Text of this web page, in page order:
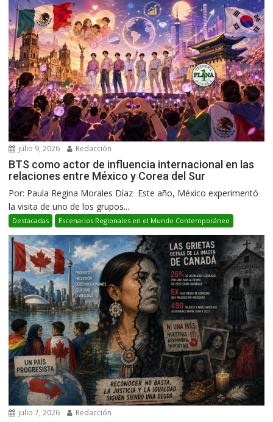
julio 9, 2026 Redacción
BTS como actor de influencia internacional en las
relaciones entre México y Corea del Sur
Por: Paula Regina Morales Díaz Este año, México experimentó
la visita de uno de los grupos...
Destacadas Escenarios Regionales en el Mundo Contemporáneo
julio 7, 2026 Redacción